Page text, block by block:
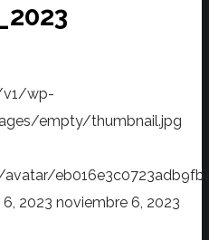
v1/wp-
empty/thumbnail.jpg
avatar/
2023 noviembre 6, 2023